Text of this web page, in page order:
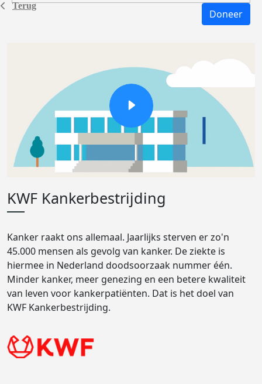
Terug
Doneer
KWF Kankerbestrijding
Kanker raakt ons allemaal. Jaarlijks sterven er zo'n
45.000 mensen als gevolg van kanker. De ziekte is
hiermee in Nederland doodsoorzaak nummer één.
Minder kanker, meer genezing en een betere kwaliteit
van leven voor kankerpatiënten. Dat is het doel van
KWF Kankerbestrijding.